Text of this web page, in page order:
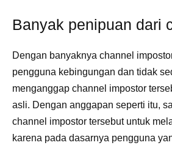
Banyak penipuan dari
Dengan banyaknya channel
pengguna kebingungan dan tidak
menganggap channel impostor
asli. Dengan anggapan seperti itu,
channel impostor tersebut untuk
karena pada dasarnya pengguna